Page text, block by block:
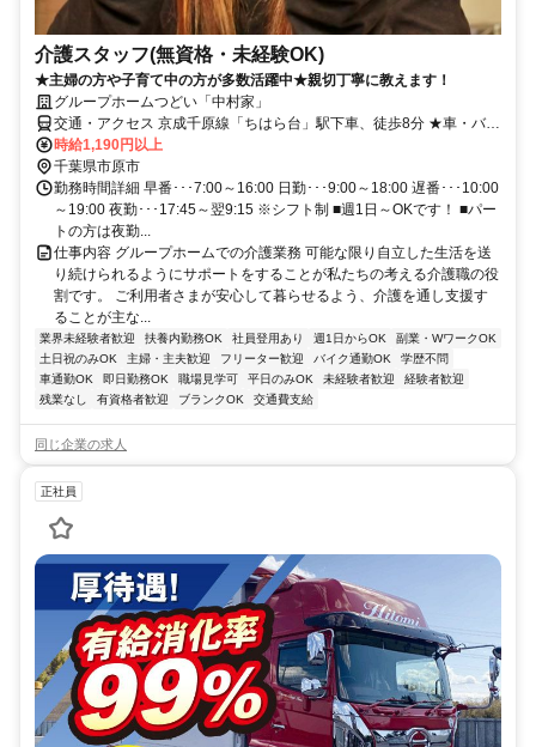
介護スタッフ(無資格・未経験OK)
★主婦の方や子育て中の方が多数活躍中★親切丁寧に教えます！
グループホームつどい「中村家」
交通・アクセス 京成千原線「ちはら台」駅下車、徒歩8分 ★車・バイ
ク・自転車通勤OK（駐車場無料／ガソリン代支給：規定あり）★
時給1,190円以上
千葉県市原市
勤務時間詳細 早番･･･7:00～16:00 日勤･･･9:00～18:00 遅番･･･10:00
～19:00 夜勤･･･17:45～翌9:15 ※シフト制 ■週1日～OKです！ ■パー
トの方は夜勤...
仕事内容 グループホームでの介護業務 可能な限り自立した生活を送
り続けられるようにサポートをすることが私たちの考える介護職の役
割です。 ご利用者さまが安心して暮らせるよう、介護を通し支援す
ることが主な...
業界未経験者歓迎 扶養内勤務OK 社員登用あり 週1日からOK
副業・WワークOK
土日祝のみOK
主婦・主夫歓迎 フリーター歓迎 バイク通勤OK
学歴不問
車通勤OK
即日勤務OK 職場見学可 平日のみOK 未経験者歓迎
経験者歓迎
残業なし
有資格者歓迎 ブランクOK 交通費支給
同じ企業の求人
正社員